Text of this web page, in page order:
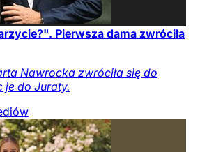
Pierwsza dama zwróciła
Nawrocka zwróciła się do
je do Juraty.